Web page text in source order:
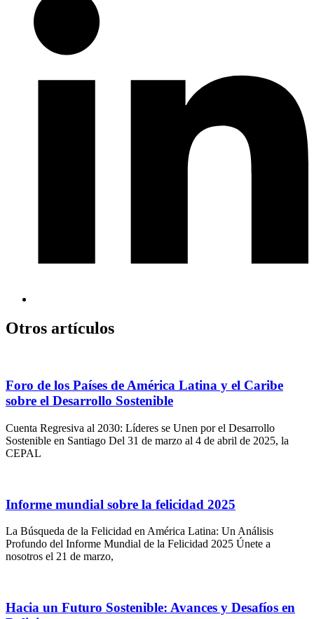
Otros artículos
Foro de los Países de América Latina y el Caribe
sobre el Desarrollo Sostenible
Cuenta Regresiva al 2030: Líderes se Unen por el Desarrollo
Sostenible en Santiago Del 31 de marzo al 4 de abril de 2025, la
CEPAL
Informe mundial sobre la felicidad 2025
La Búsqueda de la Felicidad en América Latina: Un Análisis
Profundo del Informe Mundial de la Felicidad 2025 Únete a
nosotros el 21 de marzo,
Hacia un Futuro Sostenible: Avances y Desafíos en